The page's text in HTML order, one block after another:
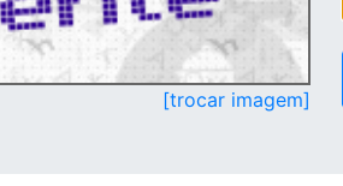
[trocar imagem]